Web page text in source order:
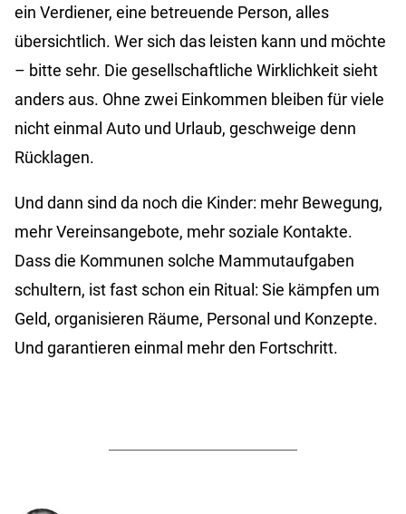
ein Verdiener, eine betreuende Person, alles
übersichtlich. Wer sich das leisten kann und möchte
– bitte sehr. Die gesellschaftliche Wirklichkeit sieht
anders aus. Ohne zwei Einkommen bleiben für viele
nicht einmal Auto und Urlaub, geschweige denn
Rücklagen.
Und dann sind da noch die Kinder: mehr Bewegung,
mehr Vereinsangebote, mehr soziale Kontakte.
Dass die Kommunen solche Mammutaufgaben
schultern, ist fast schon ein Ritual: Sie kämpfen um
Geld, organisieren Räume, Personal und Konzepte.
Und garantieren einmal mehr den Fortschritt.